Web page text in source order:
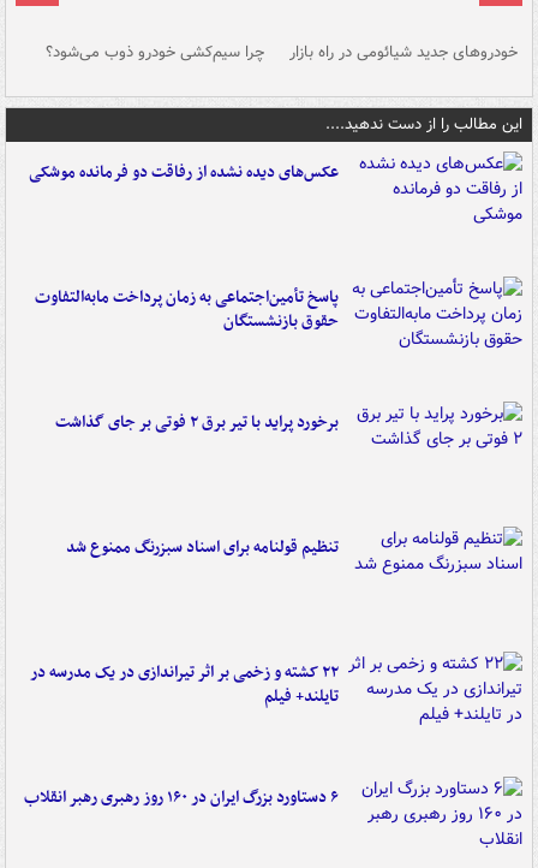
خودروهای جدید شیائومی در راه بازار چرا سیم‌کشی خودرو ذوب می‌شود؟
این مطالب را از دست ندهید....
عکس‌های دیده نشده از رفاقت دو فرمانده‌ موشکی
پاسخ تأمین‌اجتماعی به زمان پرداخت مابه‌التفاوت
حقوق بازنشستگان
برخورد پراید با تیر برق ۲ فوتی بر جای گذاشت
تنظیم قولنامه برای اسناد سبزرنگ ممنوع شد
۲۲ کشته و زخمی بر اثر تیراندازی در یک مدرسه در
تایلند+ فیلم
۶ دستاورد بزرگ ایران در ۱۶۰ روز رهبری رهبر انقلاب